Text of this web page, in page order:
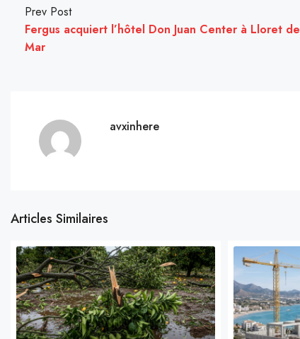
Prev Post
Fergus acquiert l’hôtel Don Juan Center à Lloret de
Mar
avxinhere
Articles Similaires